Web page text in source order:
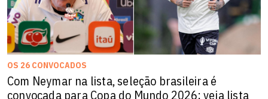
OS 26 CONVOCADOS
Com Neymar na lista, seleção brasileira é
convocada para Copa do Mundo 2026; veja lista